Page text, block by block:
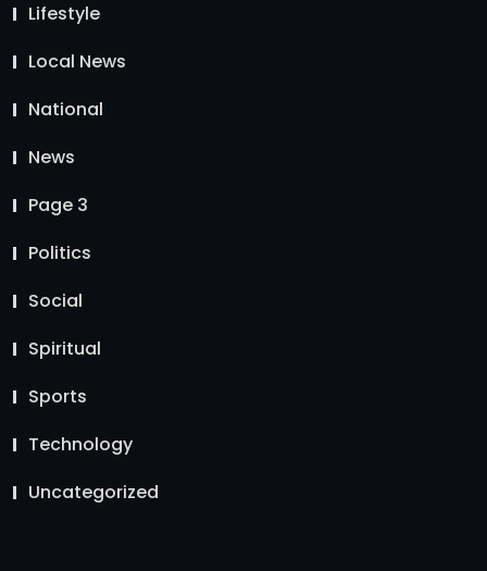
Lifestyle
Local News
National
News
Page 3
Politics
Social
Spiritual
Sports
Technology
Uncategorized